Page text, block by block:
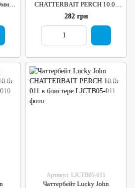
CHATTERBAIT PERCH 10.0г
009 в блистере
282 грн
Артикул: LJCTB05-011
Чаттербейт Lucky John